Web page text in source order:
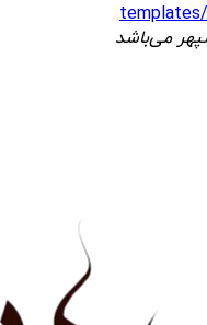
می‌باشد